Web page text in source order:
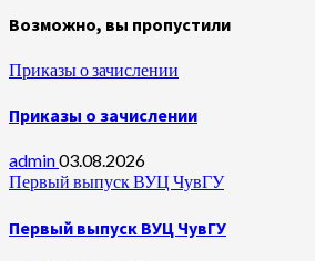
Возможно, вы пропустили
Приказы о зачислении
Приказы о зачислении
admin03.08.2026
Первый выпуск ВУЦ ЧувГУ
Первый выпуск ВУЦ ЧувГУ